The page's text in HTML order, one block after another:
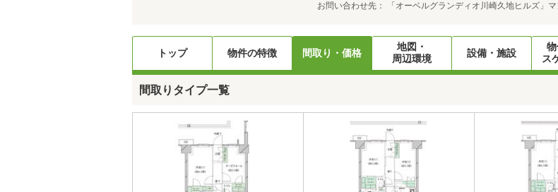
お問い合わせ先 「オーベルグランディオ川崎久地ヒルズ」
トップ 物件の特徴 間取り・価格
地図・
周辺環境
設備・施設
物
ス
間取りタイプ一覧